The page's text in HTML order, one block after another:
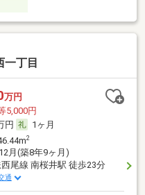
一丁目
万円
5,000円
円
1ヶ月
2
月(築8年9ヶ月)
尾線 南桜井駅 徒歩23分
通